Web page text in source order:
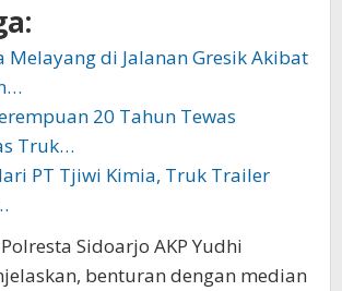
Melayang di Jalanan Gresik Akibat
20 Tahun Tewas
Truk…
PT Tjiwi Kimia, Truk Trailer
Sidoarjo AKP Yudhi
benturan dengan median